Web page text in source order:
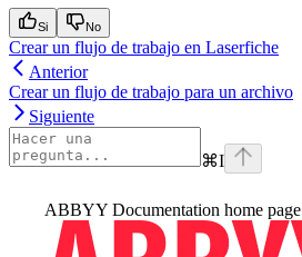
Si No
Crear un flujo de trabajo en Laserfiche
Anterior
Crear un flujo de trabajo para un archivo
Siguiente
⌘I
ABBYY Documentation home page